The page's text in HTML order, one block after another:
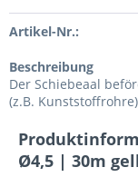
Artikel-Nr.:
Beschreibung
Der Schiebeaal
(z.B.
Ø4,5 | 30m